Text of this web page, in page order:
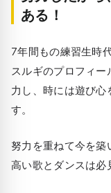
ある！
7年間もの練習生時
スルギのプロフィ
力し、時には遊び心
す。
努力を重ねて今を
高い歌とダンスは必